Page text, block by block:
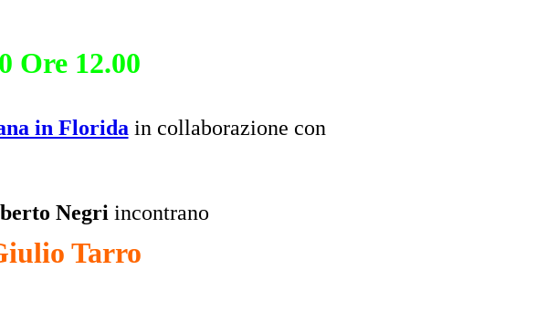
Ore 12.00
in Florida in collaborazione con
Negri incontrano
Tarro